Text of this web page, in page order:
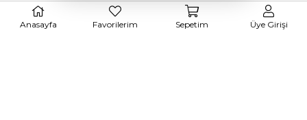
Teslimat / İptal / İade Politikası
Çerez Politikası
Mesafeli Satış Sözleşmesi
Anasayfa Favorilerim Sepetim Üye Girişi